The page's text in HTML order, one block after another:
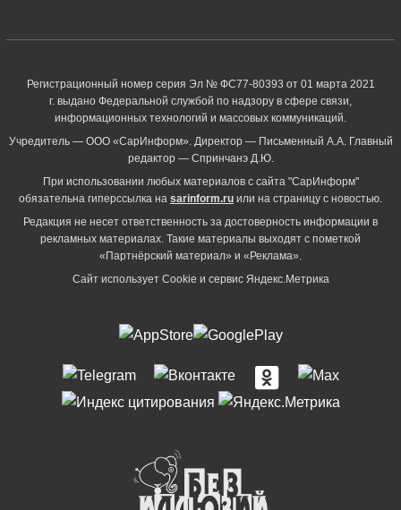
Регистрационный номер серия Эл № ФС77-80393 от 01 марта 2021
г. выдано Федеральной службой по надзору в сфере связи,
информационных технологий и массовых коммуникаций.
Учредитель — ООО «СарИнформ». Директор — Письменный А.А. Главный
редактор — Спринчанэ Д.Ю.
При использовании любых материалов с сайта "СарИнформ"
обязательна гиперссылка на sarinform.ru или на страницу с новостью.
Редакция не несет ответственность за достоверность информации в
рекламных материалах. Такие материалы выходят с пометкой
«Партнёрский материал» и «Реклама».
Сайт использует Cookie и сервиc Яндекс.Метрика